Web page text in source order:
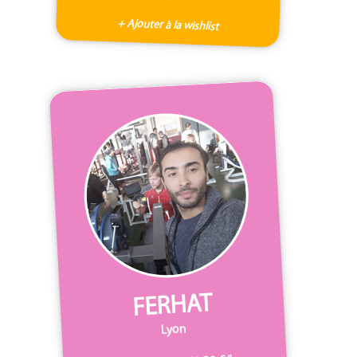
+ Ajouter à la wishlist
FERHAT
Lyon